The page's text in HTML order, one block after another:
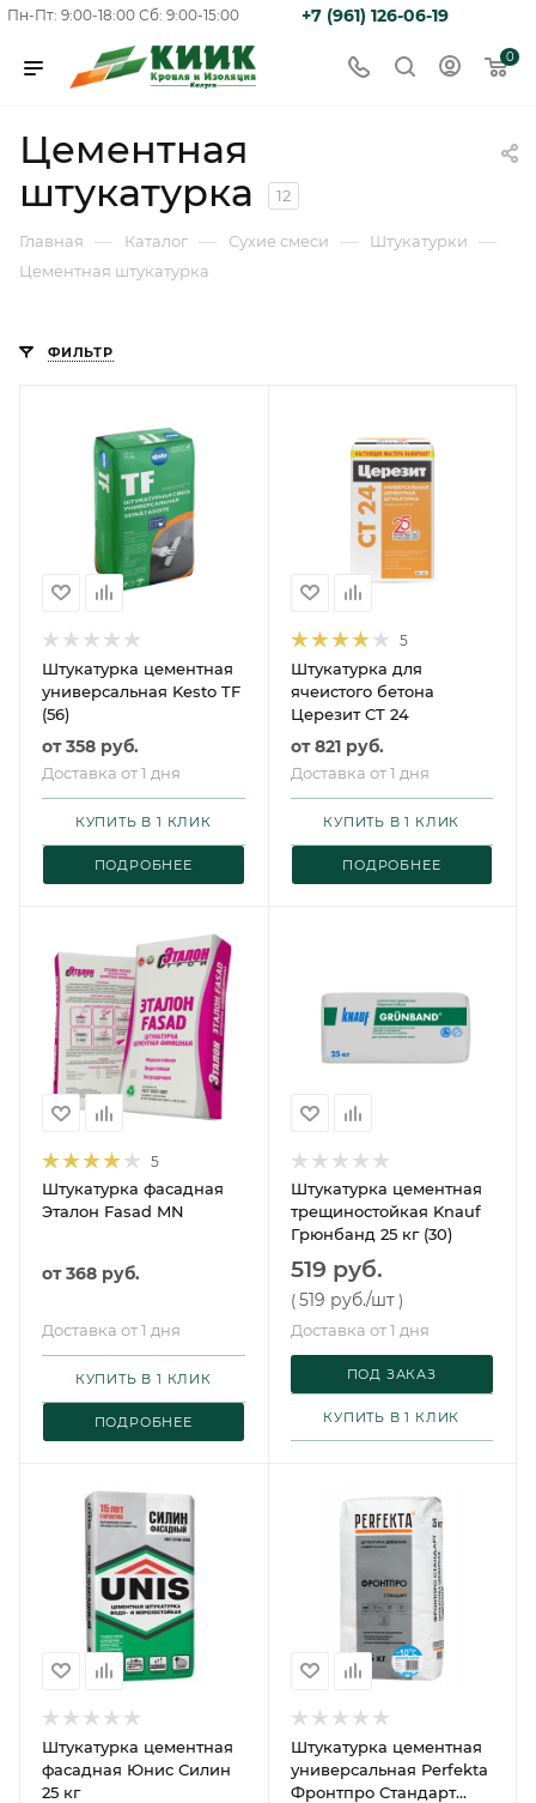
Пн-Пт: 9:00-18:00 Сб: 9:00-15:00 +7 (961) 126-06-19
0
Цементная
штукатурка
12
Главная — Каталог — Сухие смеси — Штукатурки —
Цементная штукатурка
ФИЛЬТР
Штукатурка цементная
универсальная Kesto TF
(56)
от358 руб.
Доставка от 1 дня
ПОДРОБНЕЕ
КУПИТЬ В 1 КЛИК
5
Штукатурка для
ячеистого бетона
Церезит CT 24
от821 руб.
Доставка от 1 дня
ПОДРОБНЕЕ
КУПИТЬ В 1 КЛИК
5
Штукатурка фасадная
Эталон Fasad MN
от368 руб.
Доставка от 1 дня
ПОДРОБНЕЕ
КУПИТЬ В 1 КЛИК
Штукатурка цементная
трещиностойкая Knauf
Грюнбанд 25 кг (30)
519 руб.
(519 руб./шт )
Доставка от 1 дня
ПОД ЗАКАЗ
КУПИТЬ В 1 КЛИК
Штукатурка цементная
фасадная Юнис Силин
25 кг
Штукатурка цементная
универсальная Perfekta
Фронтпро Стандарт